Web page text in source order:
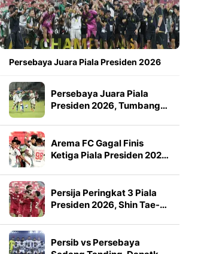
Persebaya Juara Piala Presiden 2026
Persebaya Juara Piala
Presiden 2026, Tumbang…
Arema FC Gagal Finis
Ketiga Piala Presiden 202…
Persija Peringkat 3 Piala
Presiden 2026, Shin Tae-…
Persib vs Persebaya